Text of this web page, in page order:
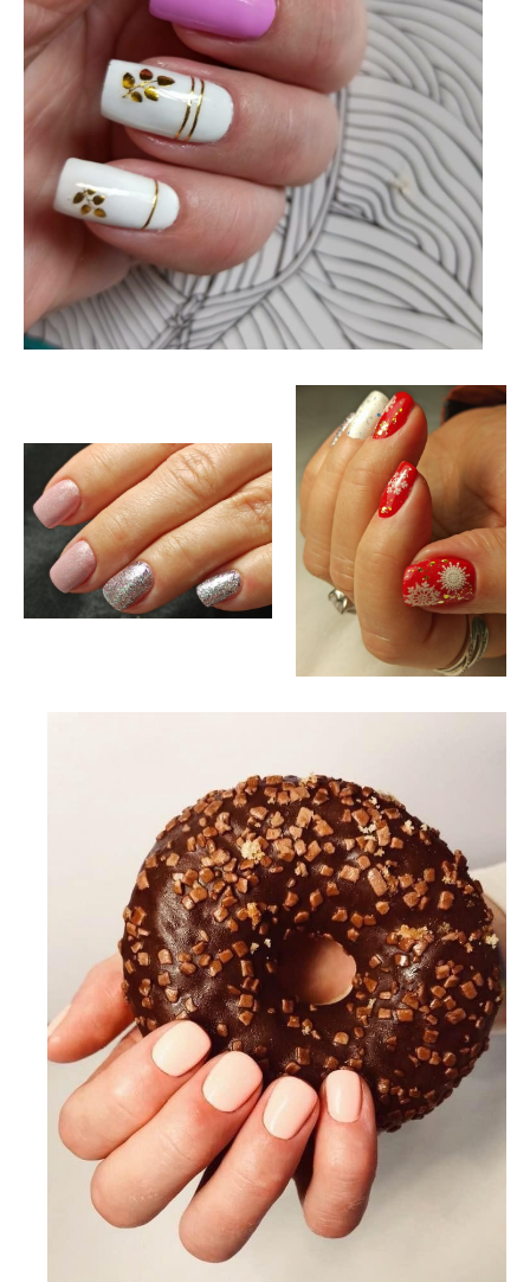
Работы нейл-дизайнера Светланы
Серебренниковой